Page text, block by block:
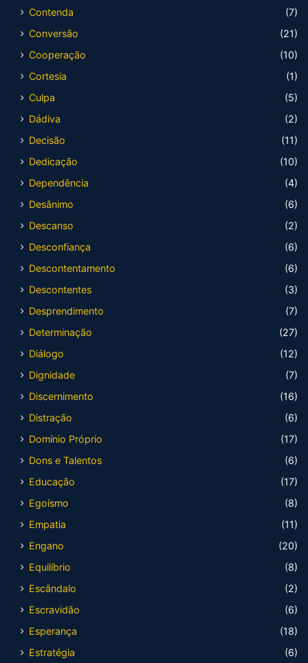
Contenda
(7)
Conversão
(21)
Cooperação
(10)
Cortesia
(1)
Culpa
(5)
Dádiva
(2)
Decisão
(11)
Dedicação
(10)
Dependência
(4)
Desânimo
(6)
Descanso
(2)
Desconfiança
(6)
Descontentamento
(6)
Descontentes
(3)
Desprendimento
(7)
Determinação
(27)
Diálogo
(12)
Dignidade
(7)
Discernimento
(16)
Distração
(6)
Domínio Próprio
(17)
Dons e Talentos
(6)
Educação
(17)
Egoísmo
(8)
Empatia
(11)
Engano
(20)
Equilíbrio
(8)
Escândalo
(2)
Escravidão
(6)
Esperança
(18)
Estratégia
(6)